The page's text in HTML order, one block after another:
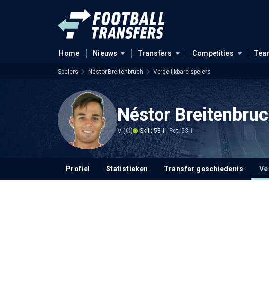
Home Nieuws Transfers Competities
Spelers Néstor Breitenbruch Vergelijkbare spelers
Néstor
V (C) Skill: 53.1 Pot: 53.1
Profiel Statistieken Transfer geschiedenis